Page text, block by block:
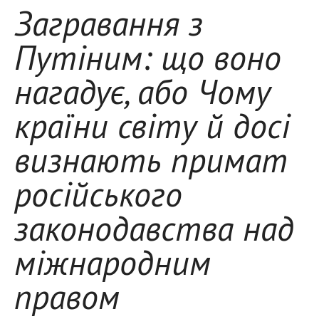
Загравання з
Путіним: що воно
нагадує, або Чому
країни світу й досі
визнають примат
російського
законодавства над
міжнародним
правом